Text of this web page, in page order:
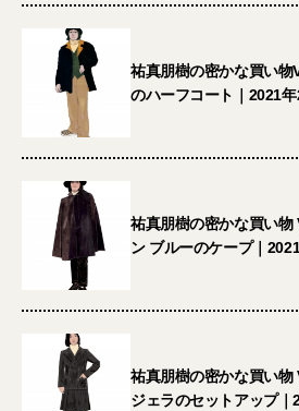
祐真朋樹の密かな買い物
のハーフコート｜2021
祐真朋樹の密かな買い物
ン ブルーのケープ｜
祐真朋樹の密かな買い物
ジェラのセットアップ｜